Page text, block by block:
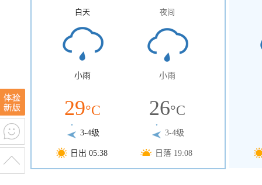
白天
小雨
29°C
3-4级
日出 05:38
夜间
小雨
26°C
3-4级
日落 19:08